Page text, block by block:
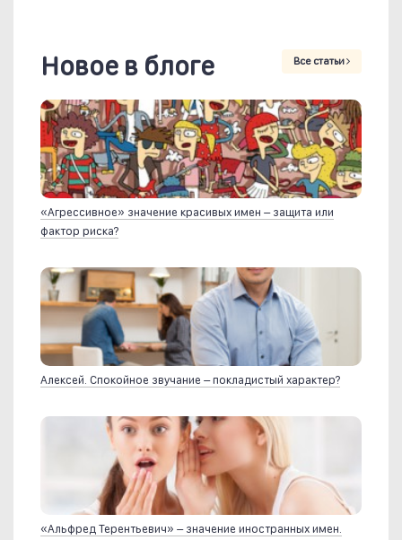
Новое в блоге Все статьи
«Агрессивное» значение красивых имен – защита или
фактор риска?
Алексей. Спокойное звучание – покладистый характер?
«Альфред Терентьевич» – значение иностранных имен.